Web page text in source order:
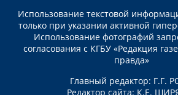
Использование текстовой
только при указании активной
Использование фотографий
согласования с КГБУ «Редакция
правда»
Главный редактор: Г.Г.
Редактор сайта: К.Е.